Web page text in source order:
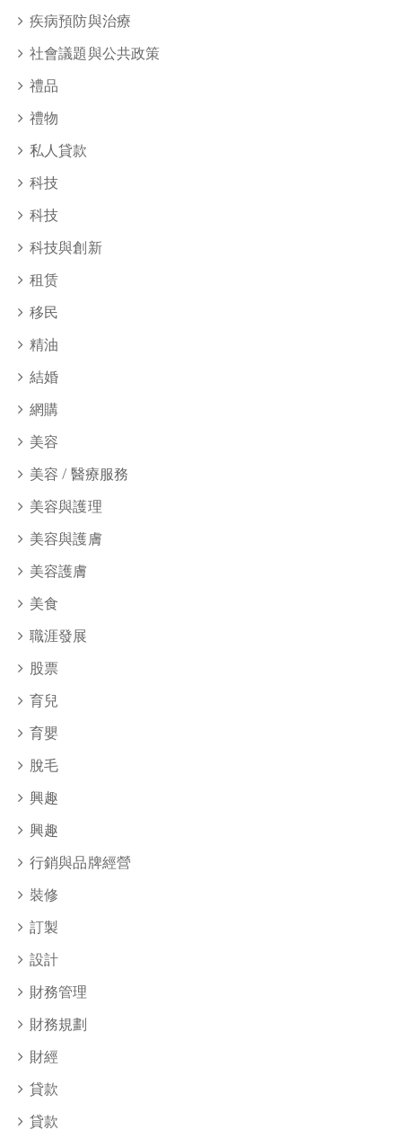
疾病預防與治療
社會議題與公共政策
禮品
禮物
私人貸款
科技
科技
科技與創新
租赁
移民
精油
結婚
網購
美容
美容 / 醫療服務
美容與護理
美容與護膚
美容護膚
美食
職涯發展
股票
育兒
育嬰
脫毛
興趣
興趣
行銷與品牌經營
裝修
訂製
設計
財務管理
財務規劃
財經
貸款
貸款